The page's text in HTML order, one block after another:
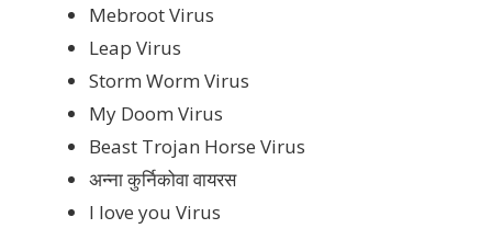
Mebroot Virus
Leap Virus
Storm Worm Virus
My Doom Virus
Beast Trojan Horse Virus
अन्ना कुर्निकोवा वायरस
I love you Virus